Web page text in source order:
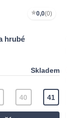
0,0(0)
hrubé
Skladem
40 41